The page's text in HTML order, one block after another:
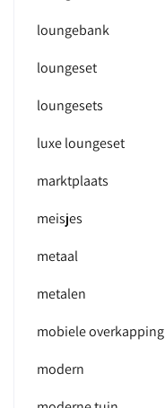
loungebank
loungeset
loungesets
luxe loungeset
marktplaats
meisjes
metaal
metalen
mobiele overkapping
modern